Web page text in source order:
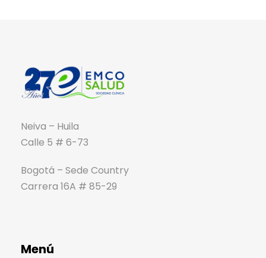
Neiva – Huila
Calle 5 # 6-73
Bogotá – Sede Country
Carrera 16A # 85-29
Menú